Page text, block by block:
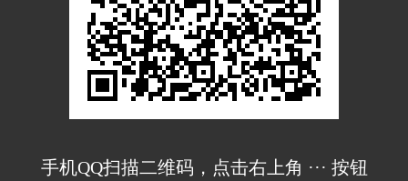
手机QQ扫描二维码，点击右上角 ··· 按钮